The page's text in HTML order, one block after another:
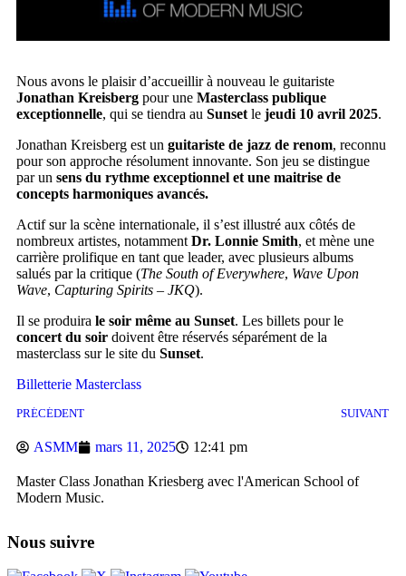
Nous avons le plaisir d’accueillir à nouveau le guitariste
Jonathan Kreisberg pour une Masterclass publique
exceptionnelle, qui se tiendra au Sunset le jeudi 10 avril 2025.
Jonathan Kreisberg est un guitariste de jazz de renom, reconnu
pour son approche résolument innovante. Son jeu se distingue
par un sens du rythme exceptionnel et une maitrise de
concepts harmoniques avancés.
Actif sur la scène internationale, il s’est illustré aux côtés de
nombreux artistes, notamment Dr. Lonnie Smith, et mène une
carrière prolifique en tant que leader, avec plusieurs albums
salués par la critique (The South of Everywhere, Wave Upon
Wave, Capturing Spirits – JKQ).
Il se produira le soir même au Sunset. Les billets pour le
concert du soir doivent être réservés séparément de la
masterclass sur le site du Sunset.
Billetterie Masterclass
PRÉCÉDENT SUIVANT
ASMM mars 11, 2025 12:41 pm
Master Class Jonathan Kriesberg avec l'American School of
Modern Music.
Nous suivre